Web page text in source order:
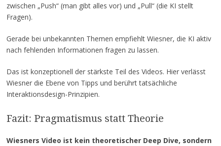
zwischen „Push“ (man gibt alles vor) und „Pull“ (die KI stellt
Fragen).
Gerade bei unbekannten Themen empfiehlt Wiesner, die KI aktiv
nach fehlenden Informationen fragen zu lassen.
Das ist konzeptionell der stärkste Teil des Videos. Hier verlässt
Wiesner die Ebene von Tipps und berührt tatsächliche
Interaktionsdesign-Prinzipien.
Fazit: Pragmatismus statt Theorie
Wiesners Video ist kein theoretischer Deep Dive, sondern